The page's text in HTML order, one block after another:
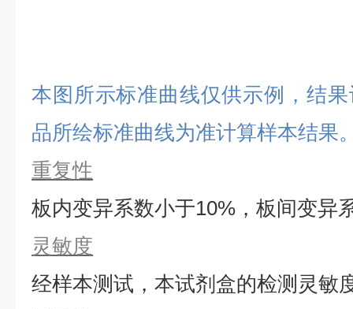
本图所示标准曲线仅供示例，结
品所绘标准曲线为准计算样本结果
重复性
板内变异系数小于10%，板间变异
灵敏度
经样本测试，本试剂盒的检测灵敏